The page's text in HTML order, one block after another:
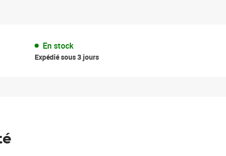
En stock
Expédié sous 3 jours